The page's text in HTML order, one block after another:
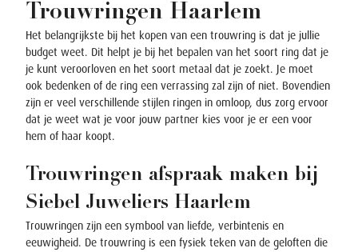
Trouwringen Haarlem
Het belangrijkste bij het kopen van een trouwring is dat je jullie
budget weet. Dit helpt je bij het bepalen van het soort ring dat je
je kunt veroorloven en het soort metaal dat je zoekt. Je moet
ook bedenken of de ring een verrassing zal zijn of niet. Bovendien
zijn er veel verschillende stijlen ringen in omloop, dus zorg ervoor
dat je weet wat je voor jouw partner kies voor je er een voor
hem of haar koopt.
Trouwringen afspraak maken bij
Siebel Juweliers Haarlem
Trouwringen zijn een symbool van liefde, verbintenis en
eeuwigheid. De trouwring is een fysiek teken van de geloften die